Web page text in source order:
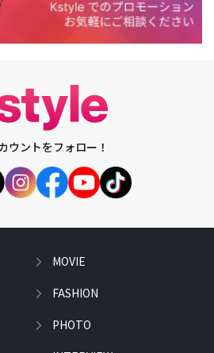
ウントをフォロー！
MOVIE
FASHION
PHOTO